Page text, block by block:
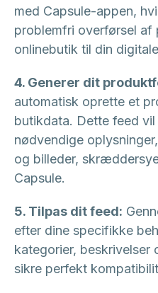
med Capsule-appen,
problemfri overførsel af
onlinebutik til din
4. Generer dit
automatisk oprette et
butikdata. Dette feed
nødvendige
og billeder,
Capsule.
5. Tilpas dit feed:
efter dine specifikke
kategorier, beskrivelser
sikre perfekt